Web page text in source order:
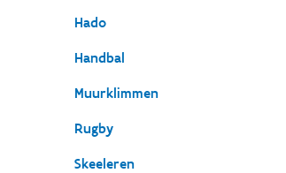
Hado
Handbal
Muurklimmen
Rugby
Skeeleren